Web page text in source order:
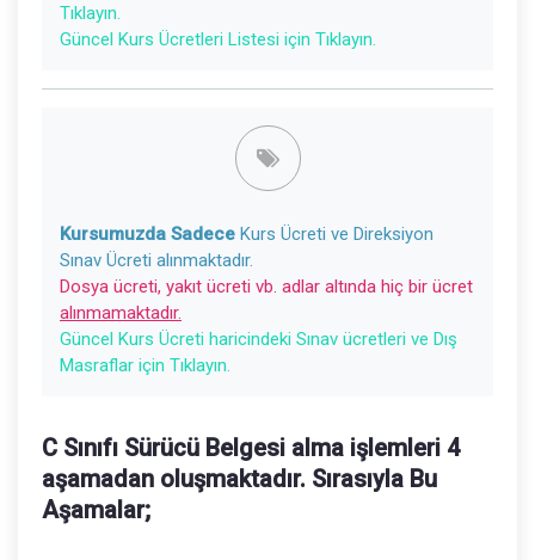
Tıklayın.
Güncel Kurs Ücretleri Listesi için Tıklayın.
Kursumuzda Sadece Kurs Ücreti ve Direksiyon
Sınav Ücreti alınmaktadır.
Dosya ücreti, yakıt ücreti vb. adlar altında hiç bir ücret
alınmamaktadır.
Güncel Kurs Ücreti haricindeki Sınav ücretleri ve Dış
Masraflar için Tıklayın.
C Sınıfı Sürücü Belgesi alma işlemleri 4
aşamadan oluşmaktadır. Sırasıyla Bu
Aşamalar;